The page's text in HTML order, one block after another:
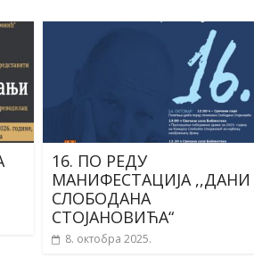
16. ПО РЕДУ
МАНИФЕСТАЦИЈА ,,ДАНИ
СЛОБОДАНА
СТОЈАНОВИЋА“
8. октобра 2025.